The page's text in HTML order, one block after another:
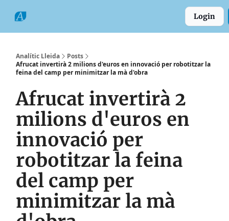
Login
Analític Lleida
Posts
Afrucat invertirà 2 milions d'euros en innovació per robotitzar la
feina del camp per minimitzar la mà d'obra
Afrucat invertirà 2
milions d'euros en
innovació per
robotitzar la feina
del camp per
minimitzar la mà